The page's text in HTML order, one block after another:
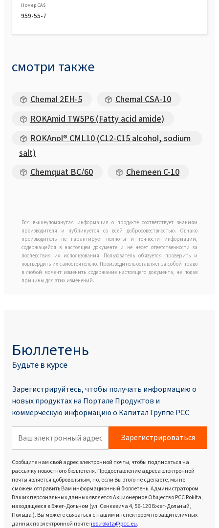
Номер CAS
959-55-7
смотри также
Chemal 2EH-5
Chemal CSA-10
ROKAmid TW5P6 (Fatty acid amide)
ROKAnol® CML10 (C12-C15 alcohol, sodium
salt)
Chemquat BC/60
Chemeen C-10
Вся вышеупомянутая информация о продукте соответствует знаниям
производителя и публикуется со всей добросовествностью. Однако
производитель не гарантирует полноты и точности информации,
содержащейся в настоящем документе и не несет ответственности за
последствия их использования. Пользователь обязуется проверить и
подтвердить их самостоятельно. Производитель оставляет за собой право
в любой момент изменить содержание настоящего документа, не подав
причины для этих изменений.
Бюллетень
Будьте в курсе
Зарегистрируйтесь, чтобы получать информацию о
новых продуктах на Портале Продуктoв и
коммерческую информацию о Капитал Группе PCC
Зарегистрироваться
Сообщите нам свой адрес электронной почты, чтобы подписаться на
рассылку новостного бюллетеня. Предоставление адреса электронной
почты является добровольным, но, если Вы этого не сделаете, мы не
сможем отправить Вам информационный бюллетень. Администратором
Ваших персональных данных является Акционерное Общество PCC Rokita,
находящееся в Бжег-Дольном (ул. Сенкевича 4, 56-120 Бжег-Дольный,
Польша ). Вы можете связаться с нашим инспектором по защите личных
данных по электронной почте:iod.rokita@pcc.eu.